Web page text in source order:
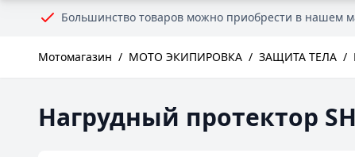
Большинство товаров можно приобрести в нашем
Мотомагазин / МОТО ЭКИПИРОВКА / ЗАЩИТА ТЕЛА /
Нагрудный протектор